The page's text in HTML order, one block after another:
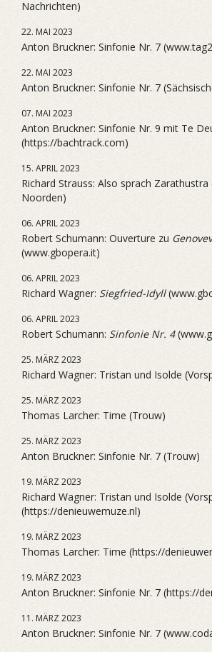
Nachrichten)
22. MAI 2023
Anton Bruckner: Sinfonie Nr. 7
22. MAI 2023
Anton Bruckner: Sinfonie Nr. 7
07. MAI 2023
Anton Bruckner: Sinfonie Nr. 9 mit Te
(https://bachtrack.com)
15. APRIL 2023
Richard Strauss: Also sprach
Noorden)
06. APRIL 2023
Robert Schumann: Ouverture zu
(www.gbopera.it)
06. APRIL 2023
Richard Wagner: Siegfried-Idyll
06. APRIL 2023
Robert Schumann: Sinfonie Nr. 4
25. MÄRZ 2023
Richard Wagner: Tristan und Isolde
25. MÄRZ 2023
Thomas Larcher: Time (Trouw)
25. MÄRZ 2023
Anton Bruckner: Sinfonie Nr. 7 (Trouw)
19. MÄRZ 2023
Richard Wagner: Tristan und Isolde
(https://denieuwemuze.nl)
19. MÄRZ 2023
Thomas Larcher: Time (https://
19. MÄRZ 2023
Anton Bruckner: Sinfonie Nr. 7 (https://
11. MÄRZ 2023
Anton Bruckner: Sinfonie Nr. 7